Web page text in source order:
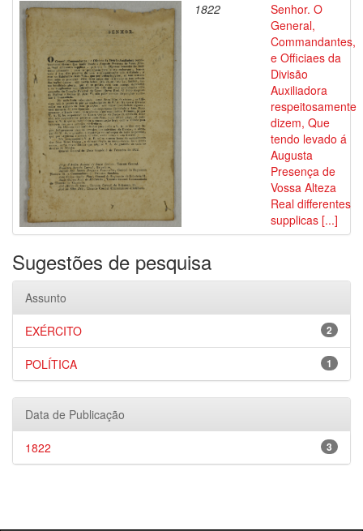
1822
Senhor. O
General,
Commandantes,
e Officiaes da
Divisão
Auxiliadora
respeitosamente
dizem, Que
tendo levado á
Augusta
Presença de
Vossa Alteza
Real differentes
supplicas [...]
Sugestões de pesquisa
Assunto
2
EXÉRCITO
1
POLÍTICA
Data de Publicação
3
1822